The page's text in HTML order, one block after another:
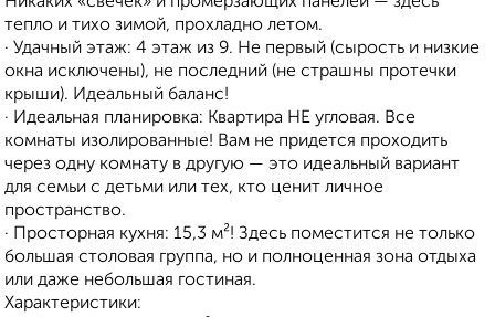
тепло и тихо зимой, прохладно летом.
· Удачный этаж: 4 этаж из 9. Не первый (сырость и низкие
окна исключены), не последний (не страшны протечки
крыши). Идеальный баланс!
· Идеальная планировка: Квартира НЕ угловая. Все
комнаты изолированные! Вам не придется проходить
через одну комнату в другую — это идеальный вариант
для семьи с детьми или тех, кто ценит личное
пространство.
· Просторная кухня: 15,3 м²! Здесь поместится не только
большая столовая группа, но и полноценная зона отдыха
или даже небольшая гостиная.
Характеристики: